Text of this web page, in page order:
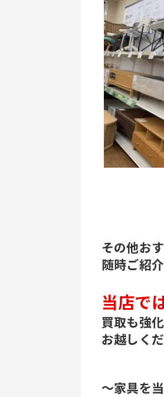
その他お
随時ご紹
当店で
買取も強
お越しく
～家具を